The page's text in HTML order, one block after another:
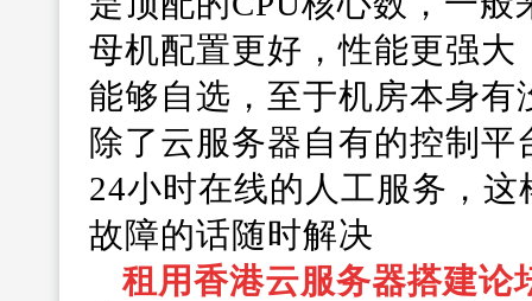
母机配置更好，性能更强
能够自选，至于机房本身
除了云服务器自有的控制
24小时在线的人工服务，
故障的话随时解决
租用香港云服务器搭建论